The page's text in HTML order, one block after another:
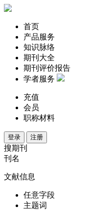
首页
产品服务
知识脉络
期刊大全
期刊评价报告
学者服务
充值
会员
职称材料
登录 注册
搜期刊
刊名
文献信息
任意字段
主题词